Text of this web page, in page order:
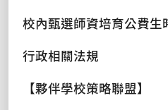
校內甄選師資培育公費生
行政相關法規
【夥伴學校策略聯盟】